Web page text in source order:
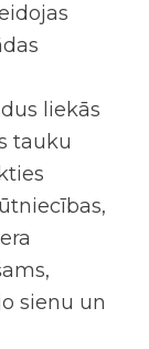
liekās
tauku
sienu un